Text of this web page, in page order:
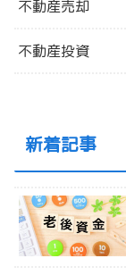
不動産売却
不動産投資
新着記事